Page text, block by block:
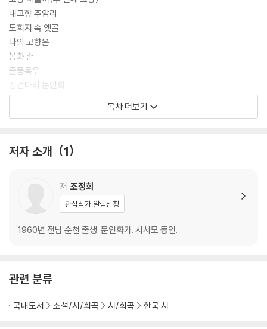
내고향 주암리
도회지 속 옛골
나의 고향은
봉화 촌
즐풍목우
징검다리 문인화
옹기와 사기
세모
소나기 지나가다
지난 홍수
耳順
2부 울 엄마 키는 해바라기
묵화
들꽃 인생
목차 더보기
저자 소개 1
저 조정희
관심작가 알림신청
1960년 전남 순천 출생. 문인화가. 시사모 동인.
관련 분류
국내도서 소설/시/희곡 시/희곡 한국 시